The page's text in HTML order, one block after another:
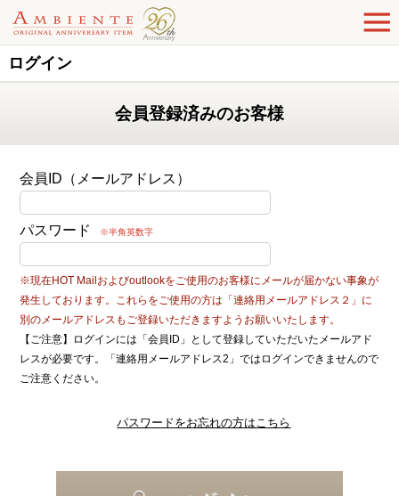
ログイン
会員登録済みのお客様
会員ID（メールアドレス）
パスワード ※半角英数字
※現在HOT Mailおよびoutlookをご使用のお客様にメールが届かない事象が
発生しております。これらをご使用の方は「連絡用メールアドレス２」に
別のメールアドレスもご登録いただきますようお願いいたします。
【ご注意】ログインには「会員ID」として登録していただいたメールアド
レスが必要です。「連絡用メールアドレス2」ではログインできませんので
ご注意ください。
パスワードをお忘れの方はこちら